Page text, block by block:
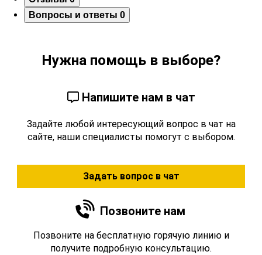
Вопросы и ответы 0
Нужна помощь в выборе?
Напишите нам в чат
Задайте любой интересующий вопрос в чат на
сайте, наши специалисты помогут с выбором.
Задать вопрос в чат
Позвоните нам
Позвоните на бесплатную горячую линию и
получите подробную консультацию.